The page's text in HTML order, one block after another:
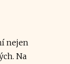
nejen
Na